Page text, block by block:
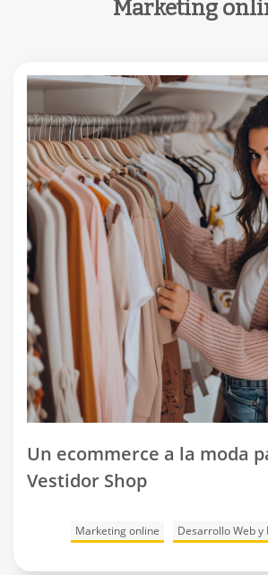
Marketing
Un ecommerce a la moda
Vestidor Shop
Marketing online Desarrollo Web y